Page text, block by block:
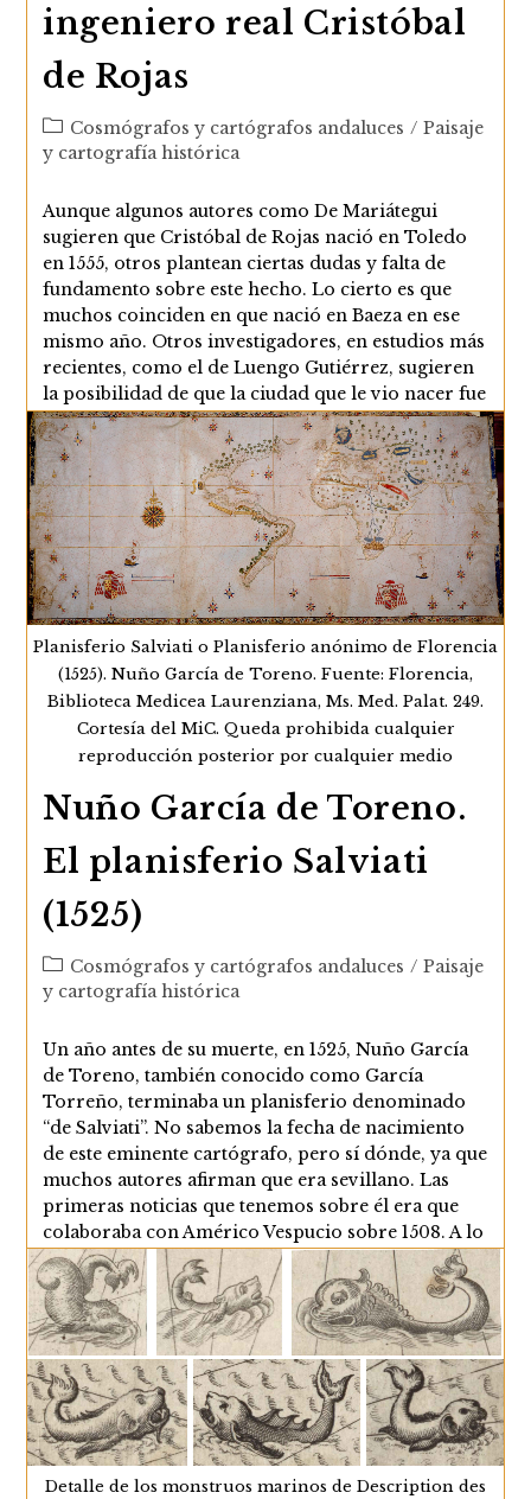
ingeniero real Cristóbal
de Rojas
Categoría
de
entrada:
Cosmógrafos y cartógrafos andaluces / Paisaje
y cartografía histórica
Aunque algunos autores como De Mariátegui
sugieren que Cristóbal de Rojas nació en Toledo
en 1555, otros plantean ciertas dudas y falta de
fundamento sobre este hecho. Lo cierto es que
muchos coinciden en que nació en Baeza en ese
mismo año. Otros investigadores, en estudios más
recientes, como el de Luengo Gutiérrez, sugieren
la posibilidad de que la ciudad que le vio nacer fue
Cañete de las Torres (Córdoba) y probablemente
tres años antes. En…
Continuar Leyendo Planos
Y
Plantas
Del
Ingeniero
Real
Cristóbal
De
Rojas
Planisferio Salviati o Planisferio anónimo de Florencia
(1525). Nuño García de Toreno. Fuente: Florencia,
Biblioteca Medicea Laurenziana, Ms. Med. Palat. 249.
Cortesía del MiC. Queda prohibida cualquier
reproducción posterior por cualquier medio
Nuño García de Toreno.
El planisferio Salviati
(1525)
Categoría
de
entrada:
Cosmógrafos y cartógrafos andaluces / Paisaje
y cartografía histórica
Un año antes de su muerte, en 1525, Nuño García
de Toreno, también conocido como García
Torreño, terminaba un planisferio denominado
“de Salviati”. No sabemos la fecha de nacimiento
de este eminente cartógrafo, pero sí dónde, ya que
muchos autores afirman que era sevillano. Las
primeras noticias que tenemos sobre él era que
colaboraba con Américo Vespucio sobre 1508. A lo
largo de los años estuvo cooperando con la Casa
de Contratación de Sevilla, hasta que…
Continuar LeyendoNuño
García
De
Toreno.
El
Planisferio
Salviati
(1525)
Detalle de los monstruos marinos de Description des